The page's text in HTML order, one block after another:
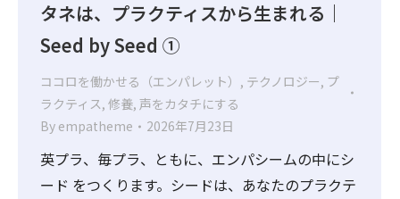
タネは、プラクティスから生まれる｜
Seed by Seed ①
ココロを働かせる（エンパレット） , テクノロジー, プ
ラクティス, 修養, 声をカタチにする
By empatheme 2026年7月23日
英プラ、毎プラ、ともに、エンパシームの中にシ
ード をつくります。シードは、あなたのプラクテ